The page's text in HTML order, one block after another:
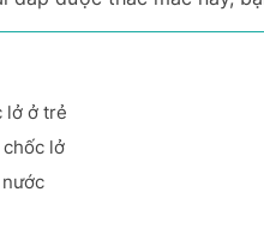
lở ở trẻ
lở